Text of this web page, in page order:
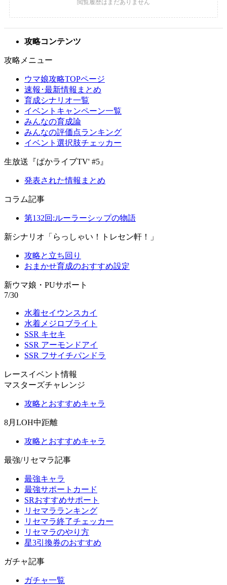
攻略コンテンツ
攻略メニュー
ウマ娘攻略TOPページ
速報･最新情報まとめ
育成シナリオ一覧
イベントキャンペーン一覧
みんなの育成論
みんなの評価点ランキング
イベント選択肢チェッカー
生放送『ぱかライブTV' #5』
発表された情報まとめ
コラム記事
第132回:ルーラーシップの物語
新シナリオ「らっしゃい！トレセン軒！」
攻略と立ち回り
おまかせ育成のおすすめ設定
新ウマ娘・PUサポート
7/30
水着セイウンスカイ
水着メジロブライト
SSR キセキ
SSR アーモンドアイ
SSR フサイチパンドラ
レースイベント情報
マスターズチャレンジ
攻略とおすすめキャラ
8月LOH中距離
攻略とおすすめキャラ
最強/リセマラ記事
最強キャラ
最強サポートカード
SRおすすめサポート
リセマラランキング
リセマラ終了チェッカー
リセマラのやり方
星3引換券のおすすめ
ガチャ記事
ガチャ一覧